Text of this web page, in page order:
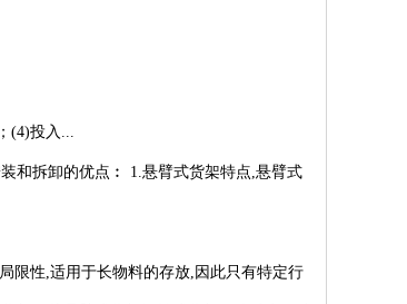
(4)投入...
和拆卸的优点︰ 1.悬臂式货架特点,悬臂式
限性,适用于长物料的存放,因此只有特定行